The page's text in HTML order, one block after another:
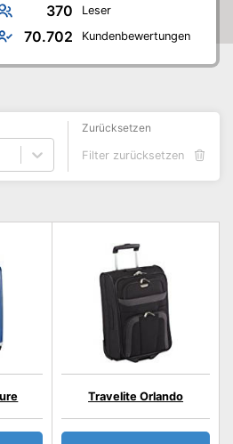
370 Leser
70.702 Kundenbewertungen
Zurücksetzen
Filter zurücksetzen
Travelite Orlando